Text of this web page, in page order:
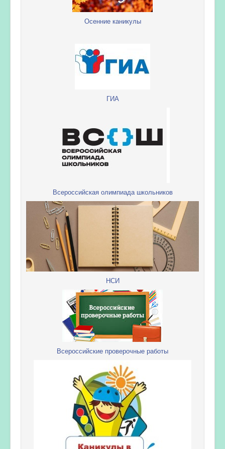
Осенние каникулы
ГИА
Всероссийская олимпиада школьников
НСИ
Всероссийские проверочные работы